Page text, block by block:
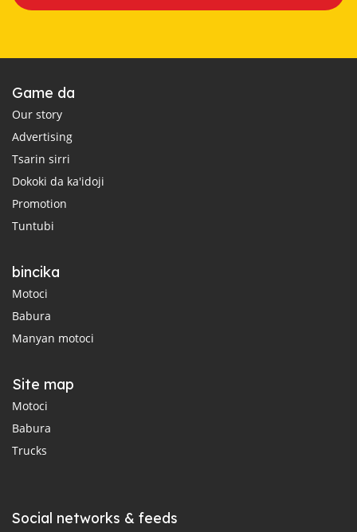
Game da
Our story
Advertising
Tsarin sirri
Dokoki da ka'idoji
Promotion
Tuntubi
bincika
Motoci
Babura
Manyan motoci
Site map
Motoci
Babura
Trucks
Social networks & feeds